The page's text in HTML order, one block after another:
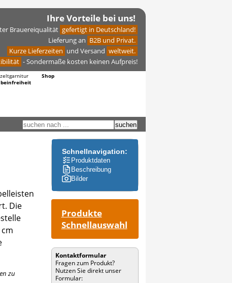
Ihre Vorteile bei uns!
Brauereiqualität gefertigt in Deutschland!
Lieferung an B2B und Privat.
Kurze Lieferzeiten und Versand weltweit.
- Sondermaße kosten keinen Aufpreis!
Shop
Die
zu
Schnellnavigation:
Produktdaten
Beschreibung
Bilder
Produkte
Schnellauswahl
Kontaktformular
Fragen zum Produkt?
Nutzen Sie direkt unser
Formular: